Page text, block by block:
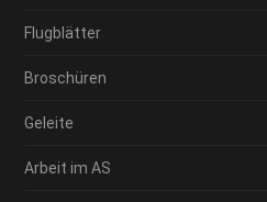
Flugblätter
Broschüren
Geleite
Arbeit im AS